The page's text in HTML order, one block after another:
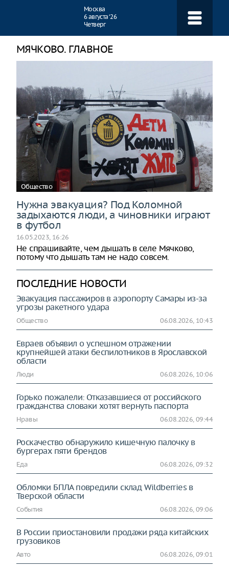
Москва
6 августа ‘26
Четверг
МЯЧКОВО. ГЛАВНОЕ
Общество
Нужна эвакуация? Под Коломной
задыхаются люди, а чиновники играют
в футбол
16.05.2023, 16:26
Не спрашивайте, чем дышать в селе Мячково,
потому что дышать там не надо совсем.
ПОСЛЕДНИЕ НОВОСТИ
Эвакуация пассажиров в аэропорту Самары из-за
угрозы ракетного удара
Общество 06.08.2026, 10:43
Евраев объявил о успешном отражении
крупнейшей атаки беспилотников в Ярославской
области
Люди 06.08.2026, 10:06
Горько пожалели: Отказавшиеся от российского
гражданства словаки хотят вернуть паспорта
Нравы 06.08.2026, 09:44
Роскачество обнаружило кишечную палочку в
бургерах пяти брендов
Еда 06.08.2026, 09:32
Обломки БПЛА повредили склад Wildberries в
Тверской области
События 06.08.2026, 09:06
В России приостановили продажи ряда китайских
грузовиков
Авто 06.08.2026, 09:01